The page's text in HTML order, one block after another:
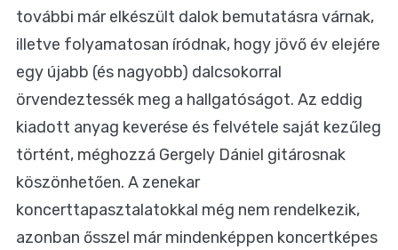
további már elkészült dalok bemutatásra várnak,
illetve folyamatosan íródnak, hogy jövő év elejére
egy újabb (és nagyobb) dalcsokorral
örvendeztessék meg a hallgatóságot. Az eddig
kiadott anyag keverése és felvétele saját kezűleg
történt, méghozzá Gergely Dániel gitárosnak
köszönhetően. A zenekar
koncerttapasztalatokkal még nem rendelkezik,
azonban ősszel már mindenképpen koncertképes